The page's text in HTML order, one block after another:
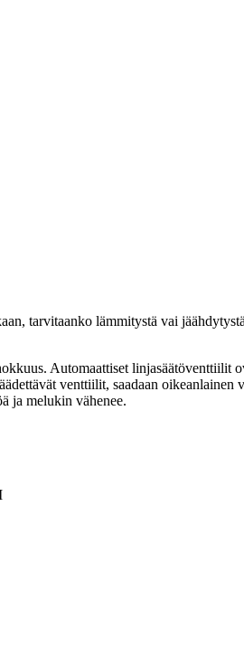
tarvitaanko lämmitystä vai
Automaattiset linjasäätöventtiilit
venttiilit, saadaan oikeanlainen
ja melukin vähenee.